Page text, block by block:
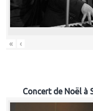
« ‹
Concert de Noël à